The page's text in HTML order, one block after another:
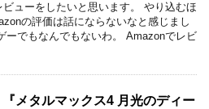
ビューをしたいと思います。 やり込むほ
の評価は話にならないなと感じまし
ーでもなんでもないわ。 Amazonでレビ
『メタルマックス4 月光のディー